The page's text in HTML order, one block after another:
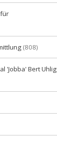
(808)
'Jobba' Bert Uhlig